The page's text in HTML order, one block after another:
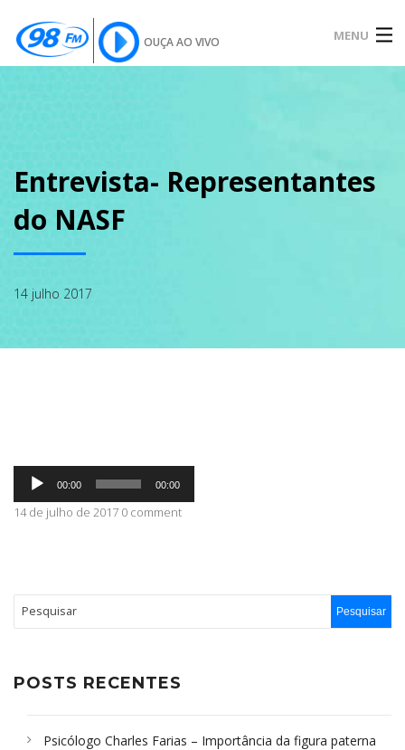
OUÇA AO VIVO MENU
SOBRE
PODCAST
CONTATO
Entrevista- Representantes
do NASF
14 julho 2017
Tocador
áudio
00:00 00:00
14 de julho de 2017 0 comment
POSTS RECENTES
Psicólogo Charles Farias – Importância da figura paterna